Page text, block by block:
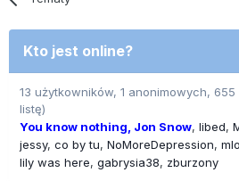
Kto jest online?
13 użytkowników, 1 anonimowych, 655
listę)
You know nothing, Jon Snow libed
jessy co by tu NoMoreDepression
lily was here gabrysia38 zburzony